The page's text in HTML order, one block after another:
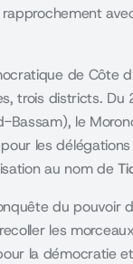
de Côte
trois districts.
le
les
au nom de
du pouvoir
les
la démocratie